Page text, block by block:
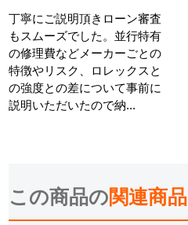
丁寧にご説明頂きローン審査
もスムーズでした。並行特有
の修理費などメーカーごとの
特徴やリスク、ロレックスと
の強度との差について事前に
説明いただいたので納...
この商品の関連商品